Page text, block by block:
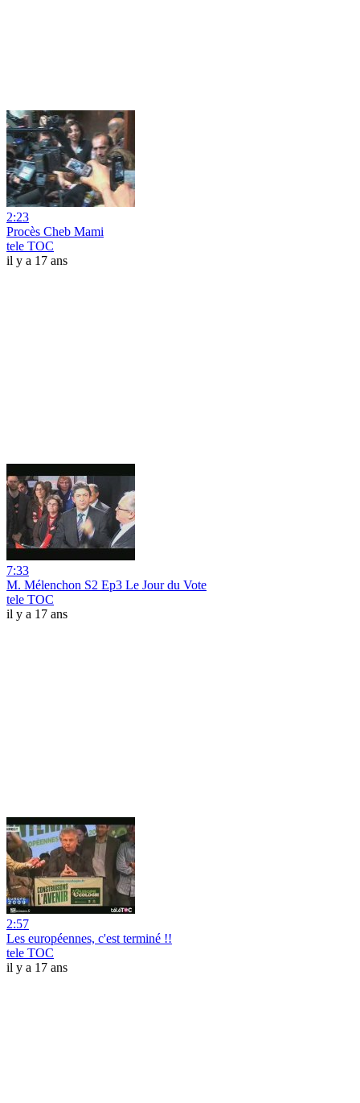
2:23
Procès Cheb Mami
tele TOC
il y a 17 ans
7:33
M. Mélenchon S2 Ep3 Le Jour du Vote
tele TOC
il y a 17 ans
2:57
Les européennes, c'est terminé !!
tele TOC
il y a 17 ans